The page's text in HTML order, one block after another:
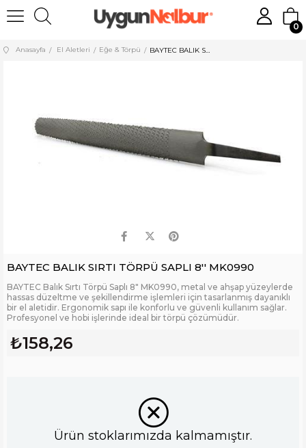
0
Anasayfa El Aletleri Eğe & Törpü
BAYTEC BALIK SIRTI TÖRPÜ SAPLI 8'' MK0990
BAYTEC Balık Sırtı Törpü Saplı 8" MK0990, metal ve ahşap yüzeylerde
hassas düzeltme ve şekillendirme işlemleri için tasarlanmış dayanıklı
bir el aletidir. Ergonomik sapı ile konforlu ve güvenli kullanım sağlar.
Profesyonel ve hobi işlerinde ideal bir törpü çözümüdür.
₺158,26
Ürün stoklarımızda kalmamıştır.